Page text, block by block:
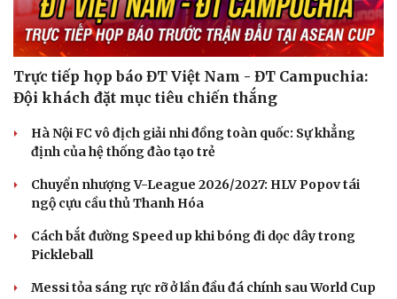
Trực tiếp họp báo ĐT Việt Nam - ĐT Campuchia:
Đội khách đặt mục tiêu chiến thắng
Hà Nội FC vô địch giải nhi đồng toàn quốc: Sự khẳng
định của hệ thống đào tạo trẻ
Chuyển nhượng V-League 2026/2027: HLV Popov tái
ngộ cựu cầu thủ Thanh Hóa
Cách bắt đường Speed up khi bóng đi dọc dây trong
Pickleball
Messi tỏa sáng rực rỡ ở lần đầu đá chính sau World Cup